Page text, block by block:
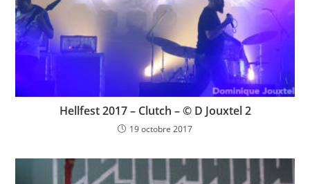
Hellfest 2017 – Clutch – © D Jouxtel 2
19 octobre 2017